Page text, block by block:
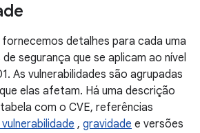
detalhes para cada uma
segurança que se aplicam ao nível
As vulnerabilidades são agrupadas
elas afetam. Há uma descrição
com o CVE, referências
, gravidade e versões